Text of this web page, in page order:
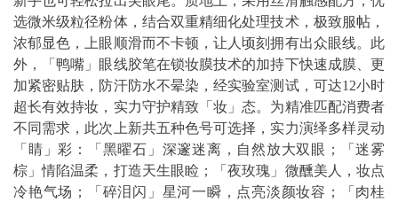
选微米级粒径粉体，结合双重精细化处理技术，极致服帖，
浓郁显色，上眼顺滑而不卡顿，让人顷刻拥有出众眼线。此
外，「鸭嘴」眼线胶笔在锁妆膜技术的加持下快速成膜、更
加紧密贴肤，防汗防水不晕染，经实验室测试，可达12小时
超长有效持妆，实力守护精致「妆」态。为精准匹配消费者
不同需求，此次上新共五种色号可选择，实力演绎多样灵动
「睛」彩：「黑曜石」深邃迷离，自然放大双眼；「迷雾
棕」情陷温柔，打造天生眼睑；「夜玫瑰」微醺美人，妆点
冷艳气场；「碎泪闪」星河一瞬，点亮淡颜妆容；「肉桂